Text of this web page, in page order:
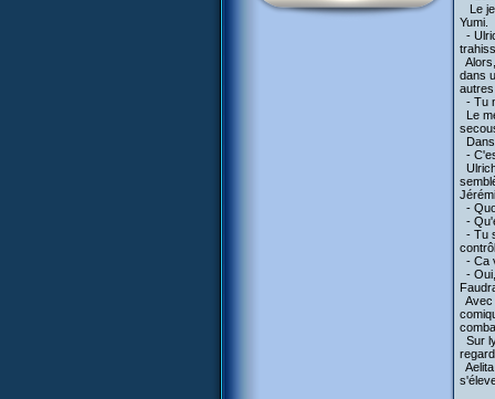
Le
Yumi.
-
dans
- Tu
Le
-
-
-
- Tu
- Ca
-
Avec
Sur